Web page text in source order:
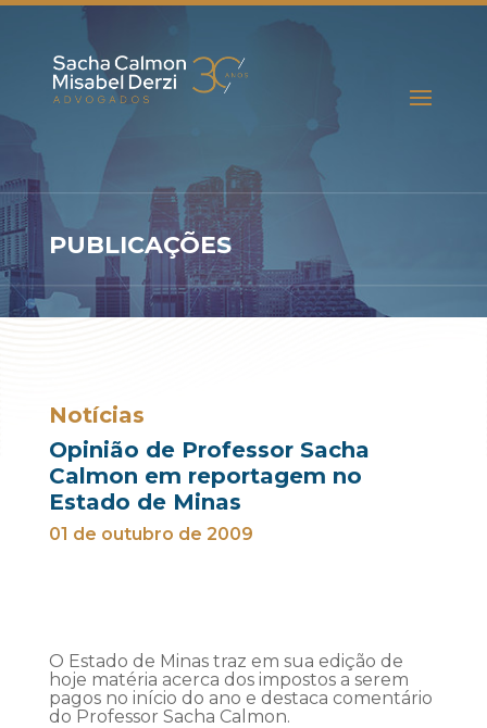
PUBLICAÇÕES
Notícias
Opinião de Professor Sacha
Calmon em reportagem no
Estado de Minas
01 de outubro de 2009
O Estado de Minas traz em sua edição de
hoje matéria acerca dos impostos a serem
pagos no início do ano e destaca comentário
do Professor Sacha Calmon.